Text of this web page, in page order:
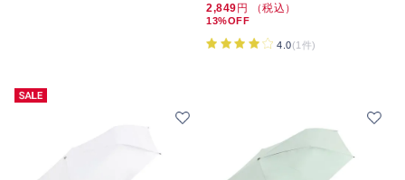
2,849円 （税込）
13%OFF
4.0(1件)